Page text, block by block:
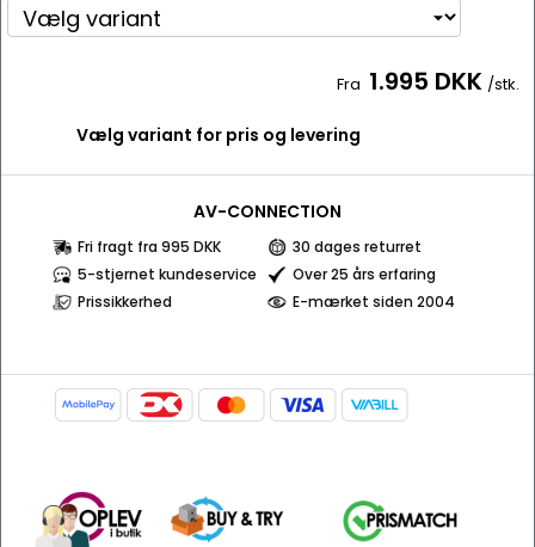
Fra 1.995 DKK /stk.
Vælg variant for pris og levering
AV-CONNECTION
Fri fragt fra 995 DKK
30 dages returret
5-stjernet kundeservice
Over 25 års erfaring
Prissikkerhed
E-mærket siden 2004